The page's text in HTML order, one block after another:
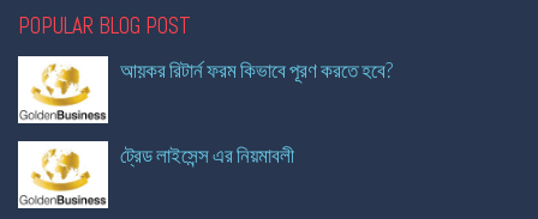
POPULAR BLOG POST
আয়কর রিটার্ন ফরম কিভাবে পূরণ করতে হবে?
ট্রেড লাইসেন্স এর নিয়মাবলী